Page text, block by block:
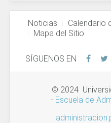
Noticias Calendario
Mapa del Sitio
SÍGUENOS EN
© 2024
- Escuela de